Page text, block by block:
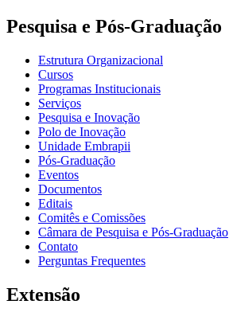
Pesquisa e Pós-Graduação
Estrutura Organizacional
Cursos
Programas Institucionais
Serviços
Pesquisa e Inovação
Polo de Inovação
Unidade Embrapii
Pós-Graduação
Eventos
Documentos
Editais
Comitês e Comissões
Câmara de Pesquisa e Pós-Graduação
Contato
Perguntas Frequentes
Extensão